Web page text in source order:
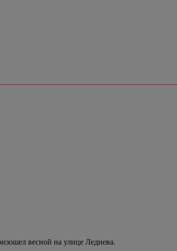
весной на улице Леднева.